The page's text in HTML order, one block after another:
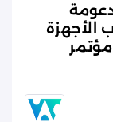
الأجهزة